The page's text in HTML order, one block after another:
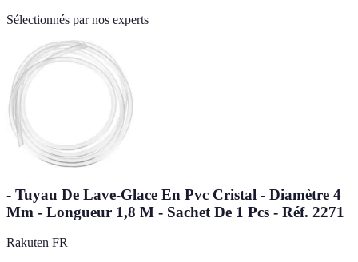
Sélectionnés par nos experts
- Tuyau De Lave-Glace En Pvc Cristal - Diamètre 4
Mm - Longueur 1,8 M - Sachet De 1 Pcs - Réf. 2271
Rakuten FR